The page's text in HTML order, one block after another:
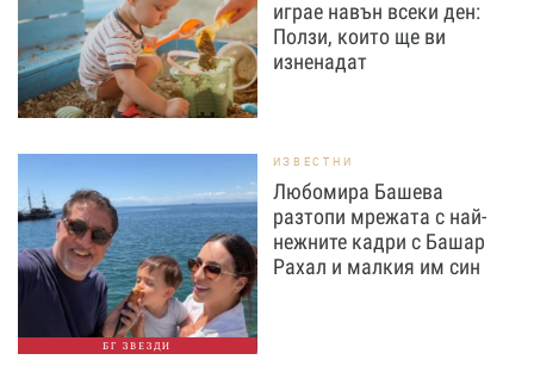
играе навън всеки ден:
Ползи, които ще ви
изненадат
БГ ЗВЕЗДИ
ИЗВЕСТНИ
Любомира Башева
разтопи мрежата с най-
нежните кадри с Башар
Рахал и малкия им син